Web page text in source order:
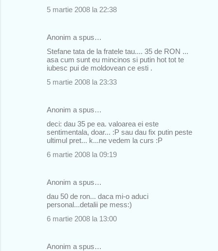
5 martie 2008 la 22:38
Anonim a spus…
Stefane tata de la fratele tau.... 35 de RON ...
asa cum sunt eu mincinos si putin hot tot te
iubesc pui de moldovean ce esti .
5 martie 2008 la 23:33
Anonim a spus…
deci: dau 35 pe ea. valoarea ei este
sentimentala, doar... :P sau dau fix putin peste
ultimul pret... k...ne vedem la curs :P
6 martie 2008 la 09:19
Anonim a spus…
dau 50 de ron... daca mi-o aduci
personal...detalii pe mess:)
6 martie 2008 la 13:00
Anonim a spus…